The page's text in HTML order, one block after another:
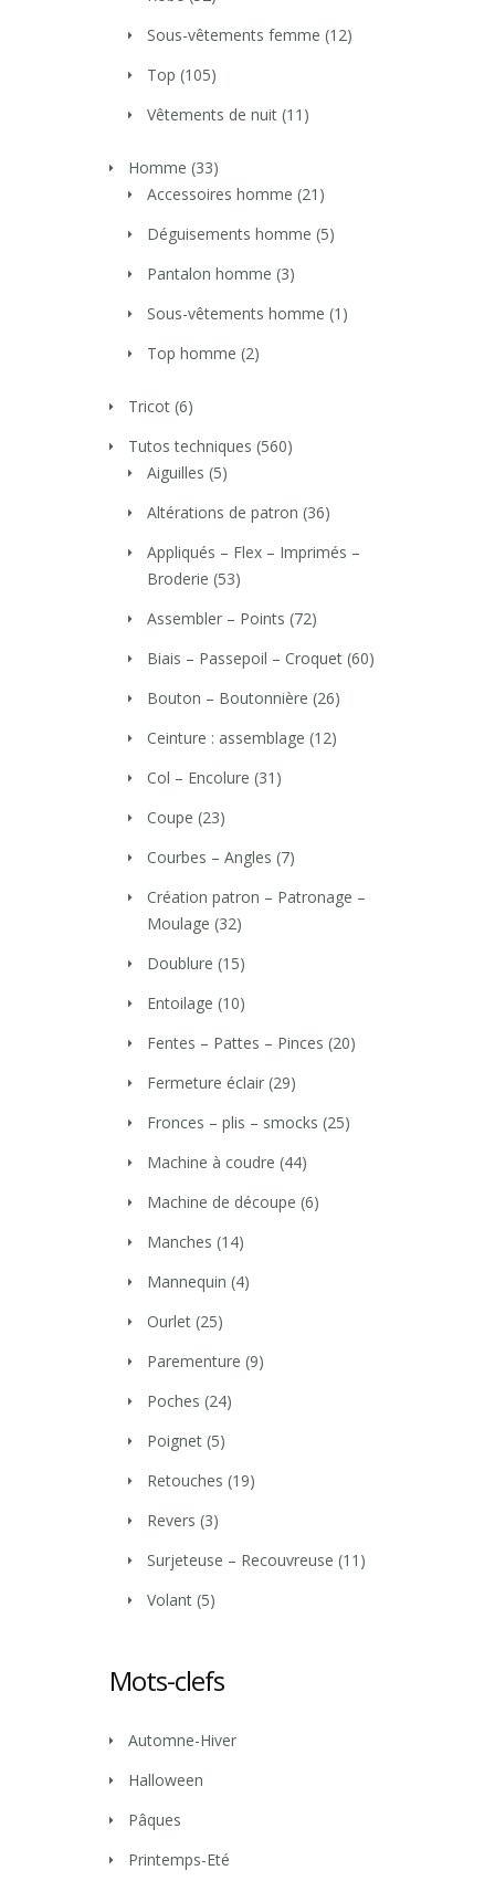
Sous-vêtements femme (12)
Top (105)
Vêtements de nuit (11)
Homme (33)
Accessoires homme (21)
Déguisements homme (5)
Pantalon homme (3)
Sous-vêtements homme (1)
Top homme (2)
Tricot (6)
Tutos techniques (560)
Aiguilles (5)
Altérations de patron (36)
Appliqués – Flex – Imprimés –
Broderie (53)
Assembler – Points (72)
Biais – Passepoil – Croquet (60)
Bouton – Boutonnière (26)
Ceinture : assemblage (12)
Col – Encolure (31)
Coupe (23)
Courbes – Angles (7)
Création patron – Patronage –
Moulage (32)
Doublure (15)
Entoilage (10)
Fentes – Pattes – Pinces (20)
Fermeture éclair (29)
Fronces – plis – smocks (25)
Machine à coudre (44)
Machine de découpe (6)
Manches (14)
Mannequin (4)
Ourlet (25)
Parementure (9)
Poches (24)
Poignet (5)
Retouches (19)
Revers (3)
Surjeteuse – Recouvreuse (11)
Volant (5)
Mots-clefs
Automne-Hiver
Halloween
Pâques
Printemps-Eté